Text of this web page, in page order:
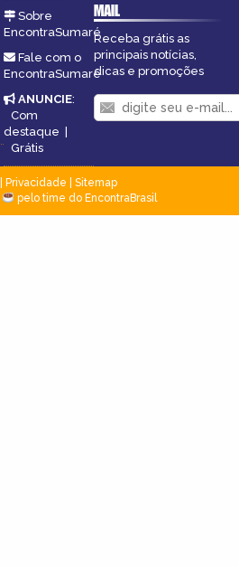
Sobre
EncontraSumaré
Fale com o
EncontraSumaré
ANUNCIE:
Com
destaque
Grátis
MAIL
Receba grátis as
principais notícias,
dicas e promoções
Privacidade
Sitemap
pelo time do EncontraBrasil